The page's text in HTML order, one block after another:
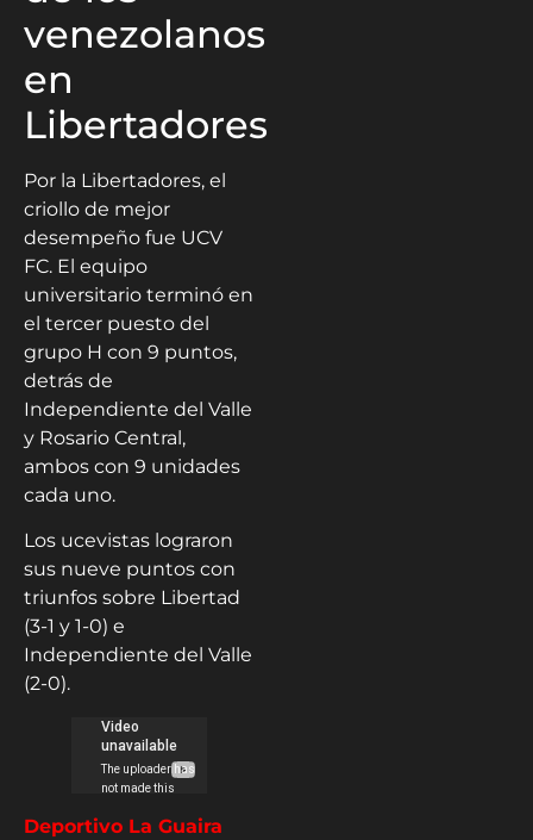
venezolanos
en
Libertadores
Por la Libertadores, el
criollo de mejor
desempeño fue UCV
FC. El equipo
universitario terminó en
el tercer puesto del
grupo H con 9 puntos,
detrás de
Independiente del Valle
y Rosario Central,
ambos con 9 unidades
cada uno.
Los ucevistas lograron
sus nueve puntos con
triunfos sobre Libertad
(3-1 y 1-0) e
Independiente del Valle
(2-0).
Deportivo La Guaira